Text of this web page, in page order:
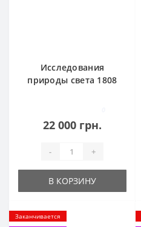
Исследования
природы света 1808
22 000 грн.
- +
В КОРЗИНУ
Заканчивается